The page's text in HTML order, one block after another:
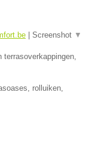
Screenshot ▼
rolluiken,